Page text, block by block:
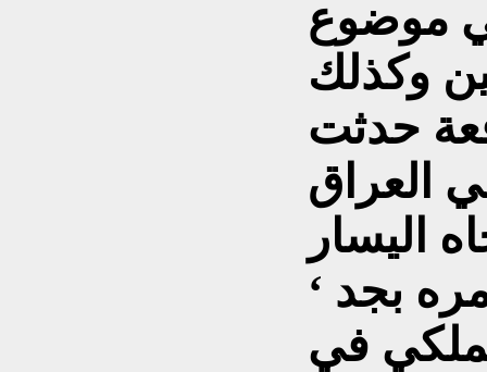
موضوع
وكذلك
حدثت
اليسار
بجد ‘
في